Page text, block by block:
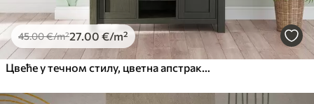
45.00€/m²27.00 €/m²